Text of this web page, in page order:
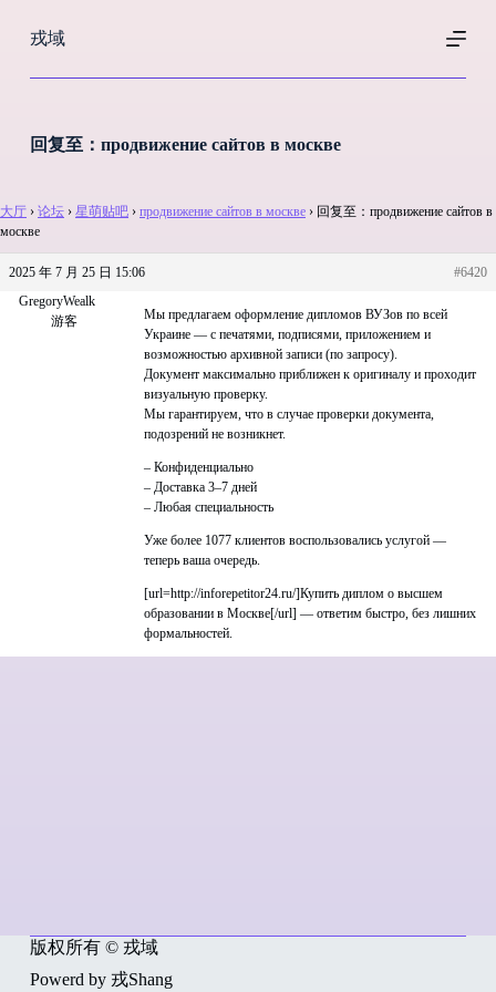
过
戎域
回复至：продвижение сайтов в москве
大厅 › 论坛 › 星萌贴吧 › продвижение сайтов в москве › 回复至：продвижение сайтов в
москве
2025 年 7 月 25 日 15:06
#6420
GregoryWealk
游客
Мы предлагаем оформление дипломов ВУЗов по всей
Украине — с печатями, подписями, приложением и
возможностью архивной записи (по запросу).
Документ максимально приближен к оригиналу и проходит
визуальную проверку.
Мы гарантируем, что в случае проверки документа,
подозрений не возникнет.
– Конфиденциально
– Доставка 3–7 дней
– Любая специальность
Уже более 1077 клиентов воспользовались услугой —
теперь ваша очередь.
[url=http://inforepetitor24.ru/]Купить диплом о высшем
образовании в Москве[/url] — ответим быстро, без лишних
формальностей.
版权所有 © 戎域
Powerd by 戎Shang